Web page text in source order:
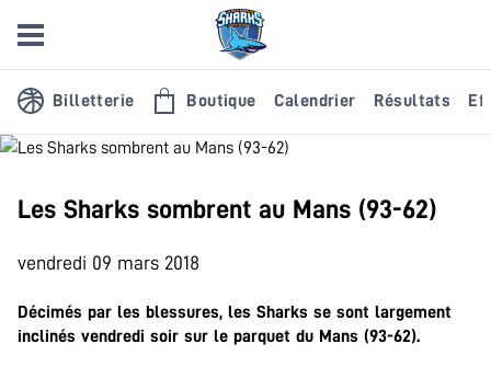
Billetterie Boutique Calendrier Résultats
Les Sharks sombrent au Mans (93-62)
vendredi 09 mars 2018
Décimés par les blessures, les Sharks se sont largement
inclinés vendredi soir sur le parquet du Mans (93-62).